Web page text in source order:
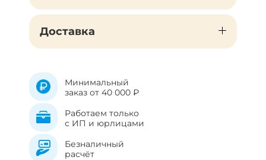
Доставка
Минимальный
заказ от 40 000 ₽
Работаем только
с ИП и юрлицами
Безналичный
расчёт